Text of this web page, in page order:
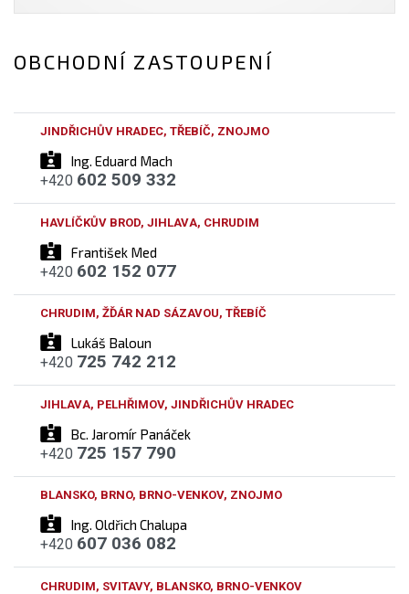
OBCHODNÍ ZASTOUPENÍ
Ing. Eduard Mach
JINDŘICHŮV HRADEC, TŘEBÍČ, ZNOJMO
+420 602 509 332
František Med
HAVLÍČKŮV BROD, JIHLAVA, CHRUDIM
+420 602 152 077
Lukáš Baloun
CHRUDIM, ŽĎÁR NAD SÁZAVOU, TŘEBÍČ
+420 725 742 212
Bc. Jaromír Panáček
JIHLAVA, PELHŘIMOV, JINDŘICHŮV HRADEC
+420 725 157 790
Ing. Oldřich Chalupa
BLANSKO, BRNO, BRNO-VENKOV, ZNOJMO
+420 607 036 082
CHRUDIM, SVITAVY, BLANSKO, BRNO-VENKOV